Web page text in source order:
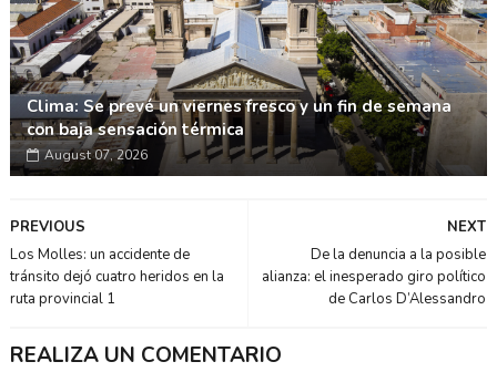
Clima: Se prevé un viernes fresco y un fin de semana
con baja sensación térmica
August 07, 2026
NEXT
De la denuncia a la posible
alianza: el inesperado giro político
de Carlos D’Alessandro
PREVIOUS
Los Molles: un accidente de
tránsito dejó cuatro heridos en la
ruta provincial 1
REALIZA UN COMENTARIO